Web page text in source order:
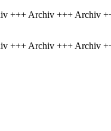
Archiv +++ Archiv
Archiv +++ Archiv